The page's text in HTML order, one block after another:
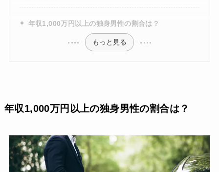
年収1,000万円以上の独身男性の割合は？
もっと見る
年収1,000万円以上の独身男性の割合は？